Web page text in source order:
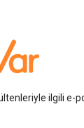
ilgili e-